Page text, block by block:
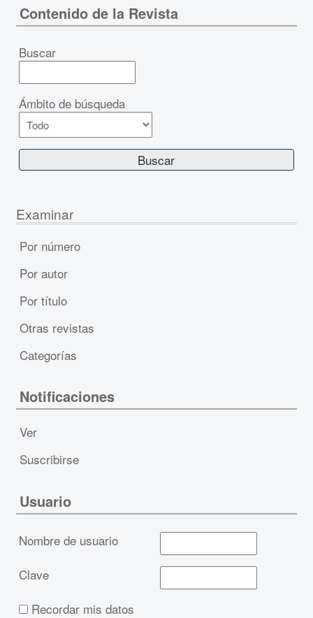
Contenido de la Revista
Buscar
Ámbito de búsqueda
Examinar
Por número
Por autor
Por título
Otras revistas
Categorías
Notificaciones
Ver
Suscribirse
Usuario
Nombre de usuario
Clave
Recordar mis datos